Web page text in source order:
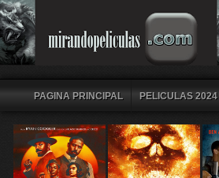
PAGINA PRINCIPAL PELICULAS